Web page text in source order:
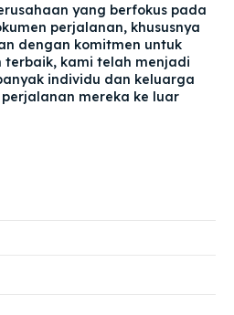
yang berfokus pada
perjalanan, khususnya
dengan komitmen untuk
terbaik, kami telah menjadi
individu dan keluarga
mereka ke luar